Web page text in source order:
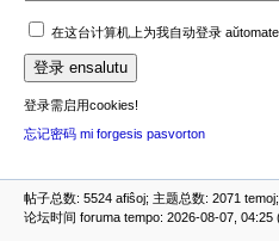
在这台计算机上为我自动登录
登录需启用cookies!
忘记密码 mi forgesis pasvorton
帖子总数: 5524 afiŝoj; 主题总数: 2071
论坛时间 foruma tempo: 2026-08-07, 04:25